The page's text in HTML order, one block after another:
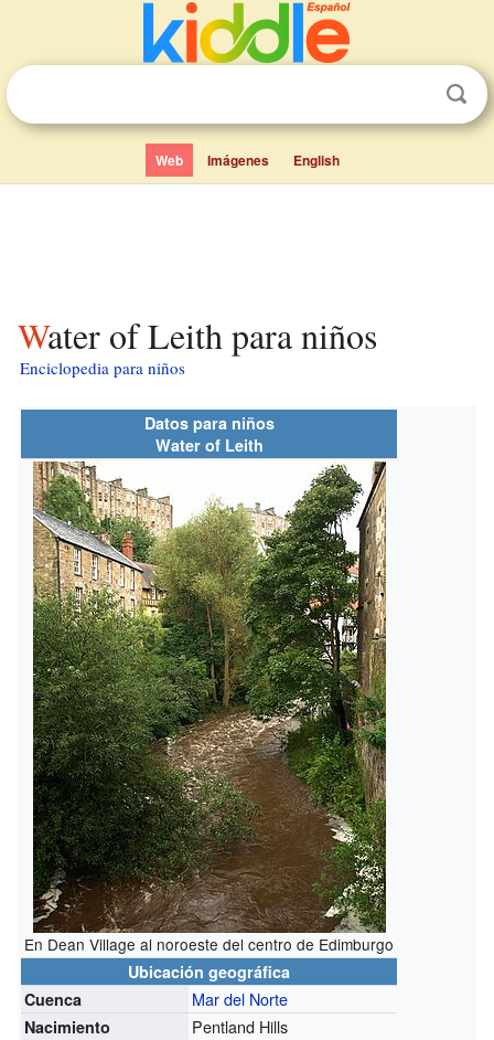
Web Imágenes English
Water of Leith para niños
Enciclopedia para niños
Datos para niños
Water of Leith
En Dean Village al noroeste del centro de Edimburgo
Ubicación geográfica
Cuenca
Mar del Norte
Nacimiento Pentland Hills